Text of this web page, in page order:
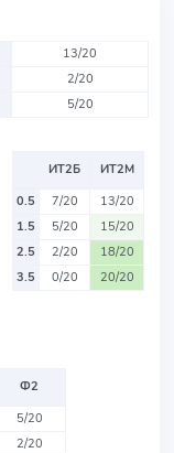
13/20
2/20
5/20
ИТ2Б
ИТ2М
0.5
7/20
13/20
1.5
5/20
15/20
2.5
2/20
18/20
3.5
0/20 20/20
Ф2
5/20
2/20